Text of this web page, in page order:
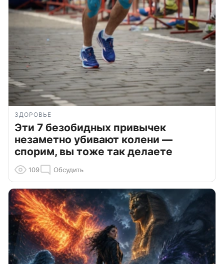
ЗДОРОВЬЕ
Эти 7 безобидных привычек
незаметно убивают колени —
спорим, вы тоже так делаете
109 Обсудить